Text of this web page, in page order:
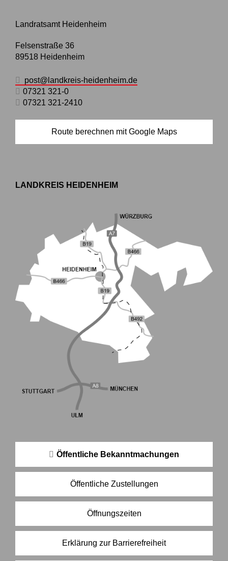
Landratsamt Heidenheim
Felsenstraße 36
89518 Heidenheim
post@landkreis-heidenheim.de
07321 321-0
07321 321-2410
Route berechnen mit Google Maps
LANDKREIS HEIDENHEIM
Öffentliche Bekanntmachungen
Öffentliche Zustellungen
Öffnungszeiten
Erklärung zur Barrierefreiheit